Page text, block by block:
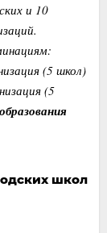
и 10
(5 школ)
(5
школ